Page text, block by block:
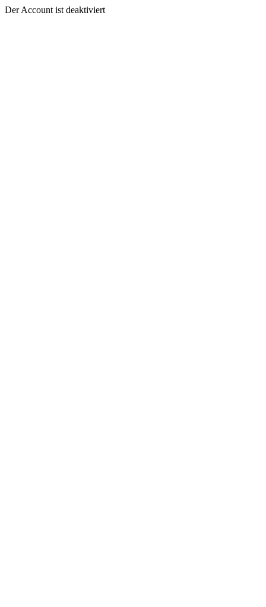
Der Account ist deaktiviert